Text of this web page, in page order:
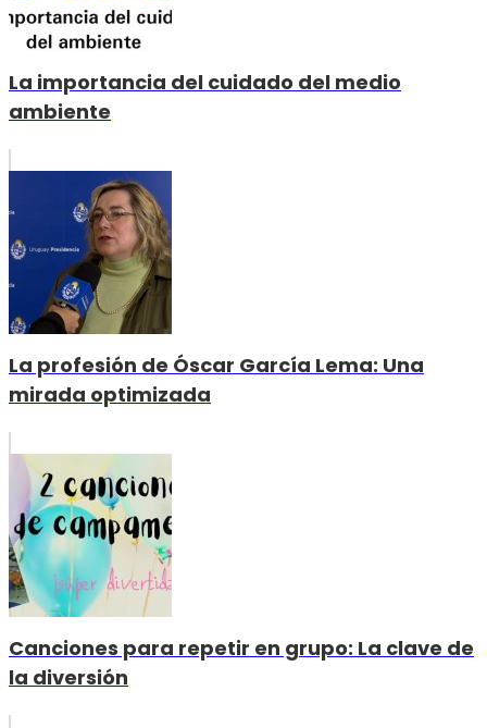
La importancia del cuidado del medio
ambiente
La profesión de Óscar García Lema: Una
mirada optimizada
Canciones para repetir en grupo: La clave de
la diversión